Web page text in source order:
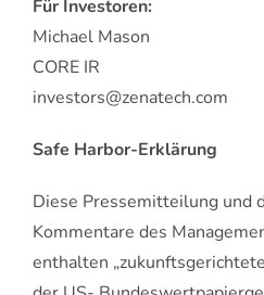
Für Investoren:
Michael Mason
CORE IR
investors@zenatech.com
Safe Harbor-Erklärung
Diese Pressemitteilung und
Kommentare des
enthalten